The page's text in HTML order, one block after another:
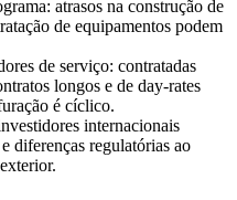
atrasos na construção de
de equipamentos podem
de serviço: contratadas
longos e de day-rates
é cíclico.
internacionais
diferenças regulatórias ao